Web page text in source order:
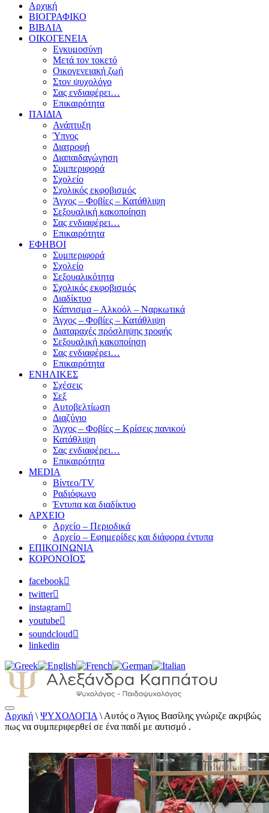
Αρχική
ΒΙΟΓΡΑΦΙΚΟ
ΒΙΒΛΙΑ
ΟΙΚΟΓΕΝΕΙΑ
Εγκυμοσύνη
Μετά τον τοκετό
Οικογενειακή ζωή
Στον ψυχολόγο
Σας ενδιαφέρει…
Επικαιρότητα
ΠΑΙΔΙΑ
Ανάπτυξη
Ύπνος
Διατροφή
Διαπαιδαγώγηση
Συμπεριφορά
Σχολείο
Σχολικός εκφοβισμός
Άγχος – Φοβίες – Κατάθλιψη
Σεξουαλική κακοποίηση
Σας ενδιαφέρει…
Επικαιρότητα
ΕΦΗΒΟΙ
Συμπεριφορά
Σχολείο
Σεξουαλικότητα
Σχολικός εκφοβισμός
Διαδίκτυο
Κάπνισμα – Αλκοόλ – Ναρκωτικά
Άγχος – Φοβίες – Κατάθλιψη
Διαταραχές πρόσληψης τροφής
Σεξουαλική κακοποίηση
Σας ενδιαφέρει…
Επικαιρότητα
ΕΝΗΛΙΚΕΣ
Σχέσεις
Σεξ
Αυτοβελτίωση
Διαζύγιο
Άγχος – Φοβίες – Κρίσεις πανικού
Κατάθλιψη
Σας ενδιαφέρει…
Επικαιρότητα
MEDIA
Βίντεο/TV
Ραδιόφωνο
Έντυπα και διαδίκτυο
ΑΡΧΕΙΟ
Αρχείο – Περιοδικά
Αρχείο – Εφημερίδες και διάφορα έντυπα
ΕΠΙΚΟΙΝΩΝΙΑ
ΚΟΡΟΝΟΪΟΣ
facebook
twitter
instagram
youtube
soundcloud
linkedin
Αλεξάνδρα Καππάτου Ψυχολόγος –
Παιδοψυχολόγος
Αρχική \ ΨΥΧΟΛΟΓΙΑ \ Αυτός ο Άγιος Βασίλης γνώριζε ακριβώς
πως να συμπεριφερθεί σε ένα παιδί με αυτισμό .